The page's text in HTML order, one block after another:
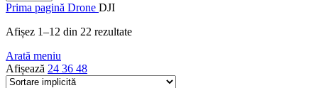
Prima pagină Drone DJI
Afișez 1–12 din 22 rezultate
Arată meniu
Afișează 24 36 48